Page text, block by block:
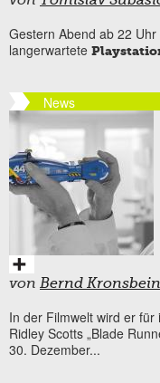
Gestern Abend ab 22
langerwartete
News
von Bernd Kronsbein
In der Filmwelt wird er
Ridley Scotts „Blade
30. Dezember...